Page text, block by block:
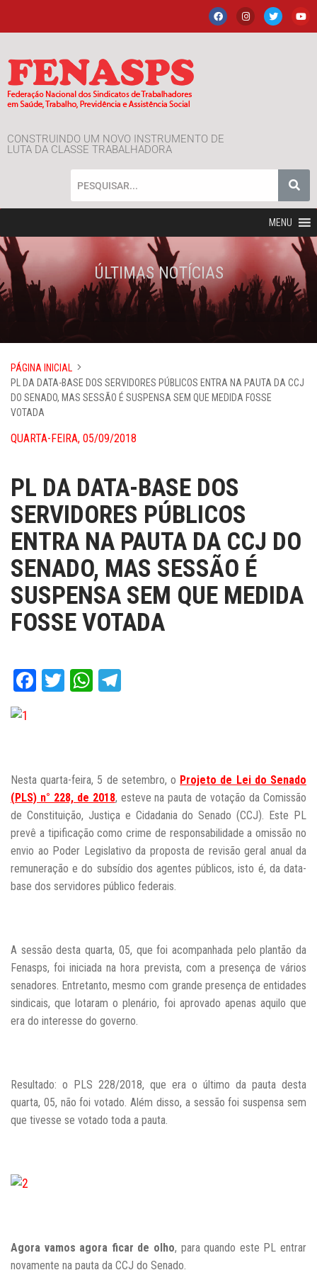
CONSTRUINDO UM NOVO INSTRUMENTO DE
LUTA DA CLASSE TRABALHADORA
MENU
ÚLTIMAS NOTÍCIAS
PÁGINA INICIAL
PL DA DATA-BASE DOS SERVIDORES PÚBLICOS ENTRA NA PAUTA DA CCJ
DO SENADO, MAS SESSÃO É SUSPENSA SEM QUE MEDIDA FOSSE
VOTADA
QUARTA-FEIRA, 05/09/2018
PL DA DATA-BASE DOS
SERVIDORES PÚBLICOS
ENTRA NA PAUTA DA CCJ DO
SENADO, MAS SESSÃO É
SUSPENSA SEM QUE MEDIDA
FOSSE VOTADA
Facebook
TwitterWhatsApp
Nesta quarta-feira, 5 de setembro, o Projeto de Lei do Senado
(PLS) n° 228, de 2018, esteve na pauta de votação da Comissão
de Constituição, Justiça e Cidadania do Senado (CCJ). Este PL
prevê a tipificação como crime de responsabilidade a omissão no
envio ao Poder Legislativo da proposta de revisão geral anual da
remuneração e do subsídio dos agentes públicos, isto é, da data-
base dos servidores público federais.
A sessão desta quarta, 05, que foi acompanhada pelo plantão da
Fenasps, foi iniciada na hora prevista, com a presença de vários
senadores. Entretanto, mesmo com grande presença de entidades
sindicais, que lotaram o plenário, foi aprovado apenas aquilo que
era do interesse do governo.
Resultado: o PLS 228/2018, que era o último da pauta desta
quarta, 05, não foi votado. Além disso, a sessão foi suspensa sem
que tivesse se votado toda a pauta.
Agora vamos agora ficar de olho, para quando este PL entrar
novamente na pauta da CCJ do Senado.